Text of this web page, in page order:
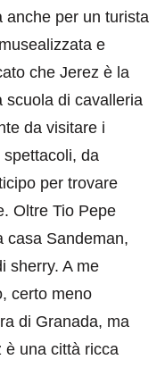
anche per un turista
e
che Jerez è la
scuola di cavalleria
da visitare i
da
per trovare
Oltre Tio Pepe
casa Sandeman,
sherry. A me
certo meno
di Granada, ma
è una città ricca